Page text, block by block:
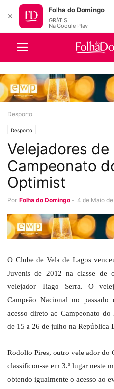
Desporto
Desporto
Velejadores
Campeonato
Optimist
Por Folha do Domingo - 4 de Maio
O Clube de Vela de Lagos
Juvenis de 2012 na classe de
velejador Tiago Serra. O
Campeão Nacional no
acesso direto ao Campeonato
de 15 a 26 de julho na República
Rodolfo Pires, outro velejador do
classificou-se em 3.º lugar neste
obtendo igualmente o acesso ao
✕
Folha do Domingo
GRÁTIS
Na Google Play